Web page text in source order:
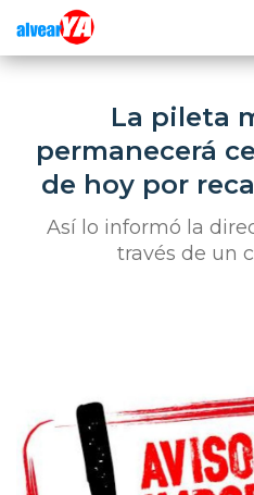
La pileta
permanecerá
de hoy por
Así lo informó la
través de un